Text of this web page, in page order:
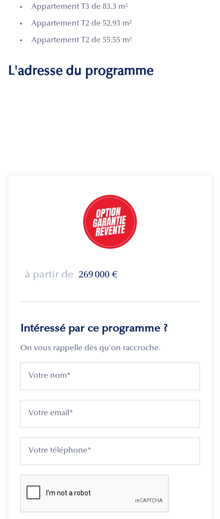
Appartement T3 de 83.3 m²
Appartement T2 de 52.93 m²
Appartement T2 de 55.55 m²
L'adresse du programme
à partir de 269 000 €
Intéressé par ce programme ?
On vous rappelle dès qu'on raccroche.